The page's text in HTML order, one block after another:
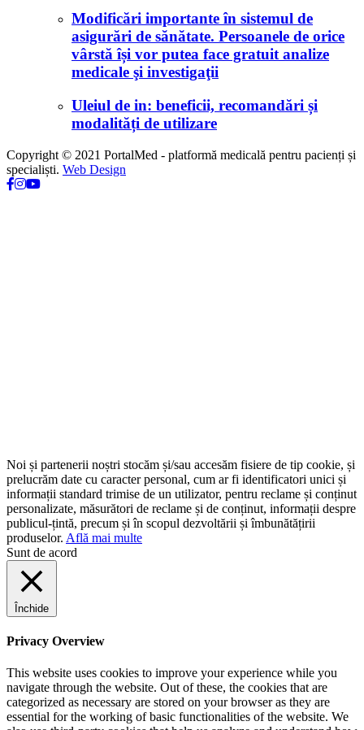
Modificări importante în sistemul de
asigurări de sănătate. Persoanele de orice
vârstă își vor putea face gratuit analize
medicale şi investigaţii
Uleiul de in: beneficii, recomandări și
modalități de utilizare
Copyright © 2021 PortalMed - platformă medicală pentru pacienți și
specialiști. Web Design
Noi și partenerii noștri stocăm și/sau accesăm fisiere de tip cookie, și
prelucrăm date cu caracter personal, cum ar fi identificatori unici și
informații standard trimise de un utilizator, pentru reclame și conținut
personalizate, măsurători de reclame și de conținut, informații despre
publicul-țintă, precum și în scopul dezvoltării și îmbunătățirii
produselor. Află mai multe
Sunt de acord
Închide
Privacy Overview
This website uses cookies to improve your experience while you
navigate through the website. Out of these, the cookies that are
categorized as necessary are stored on your browser as they are
essential for the working of basic functionalities of the website. We